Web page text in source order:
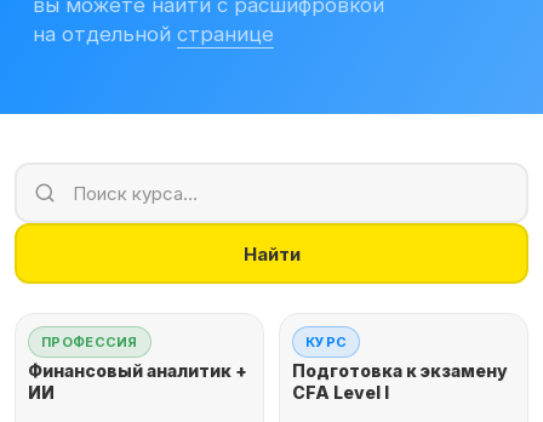
Найти
ПРОФЕССИЯ
Финансовый аналитик +
ИИ
КУРС
Подготовка к экзамену
CFA Level I